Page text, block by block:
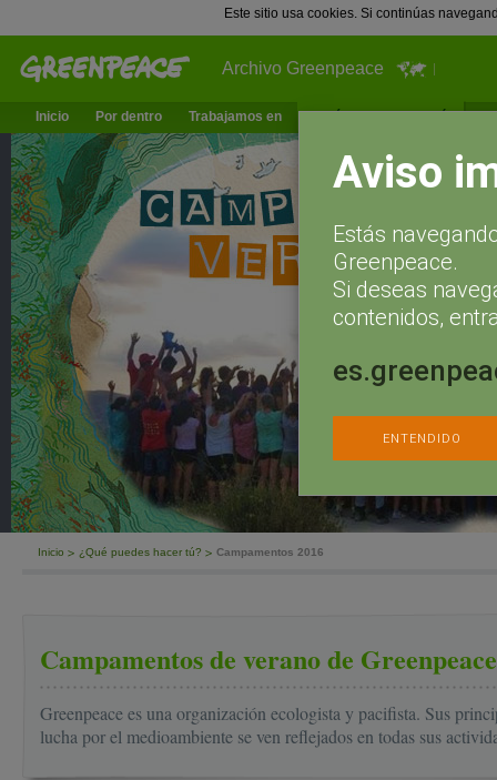
Este sitio usa cookies. Si continúas
Archivo Greenpeace
Inicio Por dentro Trabajamos en ¿Qué puedes hacer tú?
Inicio ¿Qué puedes hacer tú? Campamentos 2016
Campamentos de verano de Greenpeace
Greenpeace es una organización ecologista y pacifista. Sus
lucha por el medioambiente se ven reflejados en todas sus
Aviso
Estás
Greenpeace.
Si deseas
contenidos,
ENTENDIDO